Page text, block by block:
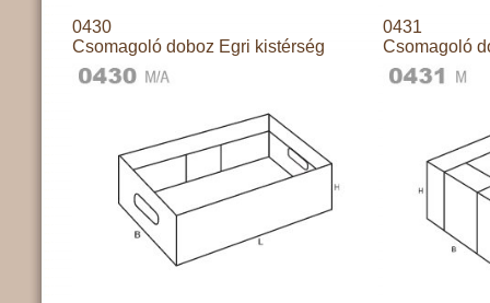
0430
Csomagoló doboz Egri kistérség
0431
Csomagoló